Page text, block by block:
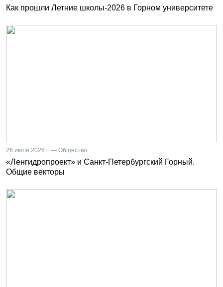
Как прошли Летние школы-2026 в Горном университете
26 июля 2026 г. — Общество
«Ленгидропроект» и Санкт-Петербургский Горный.
Общие векторы